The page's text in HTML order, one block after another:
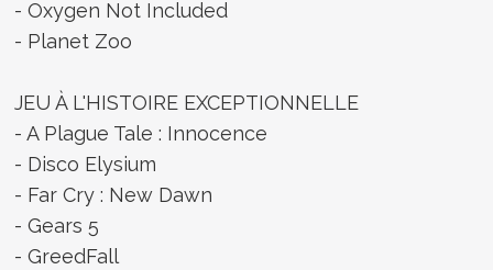
- Oxygen Not Included
- Planet Zoo
JEU À L'HISTOIRE EXCEPTIONNELLE
- A Plague Tale : Innocence
- Disco Elysium
- Far Cry : New Dawn
- Gears 5
- GreedFall